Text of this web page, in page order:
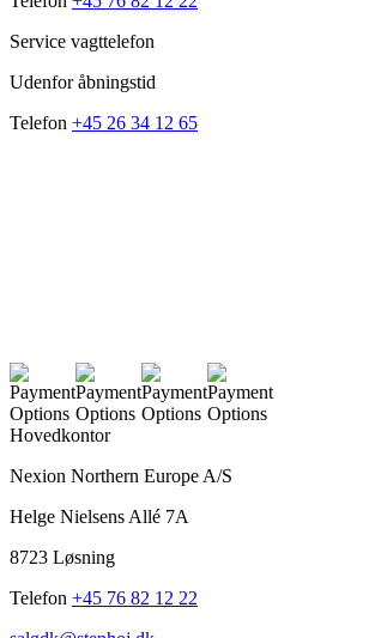
Service vagttelefon
Udenfor åbningstid
Telefon +45 26 34 12 65
Hovedkontor
Nexion Northern Europe A/S
Helge Nielsens Allé 7A
8723 Løsning
Telefon +45 76 82 12 22